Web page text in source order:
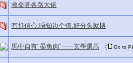
救命呀各路大佬
冇乜信心.唔知边个骑.好分头就博
馬中自有"晏魚肉"------玄學選馬 ( Go to